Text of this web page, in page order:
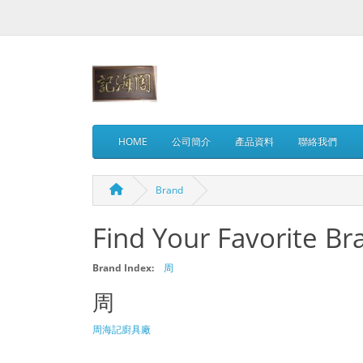
HOME 公司簡介 產品資料 聯絡我們
Brand
Find Your Favorite
Brand Index: 周
周
周海記廚具廠